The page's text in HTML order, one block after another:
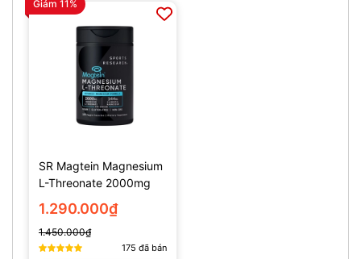
Giảm 11%
SR Magtein Magnesium
L-Threonate 2000mg
(135 Viên)
1.290.000₫
1.450.000₫
175 đã bán